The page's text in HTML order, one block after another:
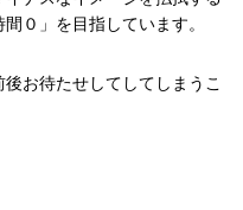
０」を目指しています。
お待たせしてしてしまうこ